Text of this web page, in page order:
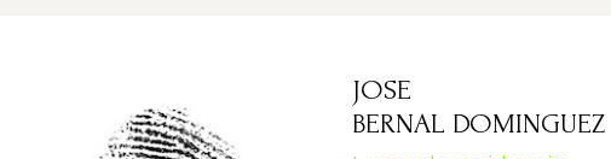
JOSE
BERNAL DOMINGUEZ